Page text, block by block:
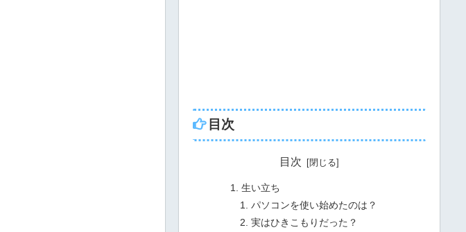
目次
目次
生い立ち
パソコンを使い始めたのは？
実はひきこもりだった？